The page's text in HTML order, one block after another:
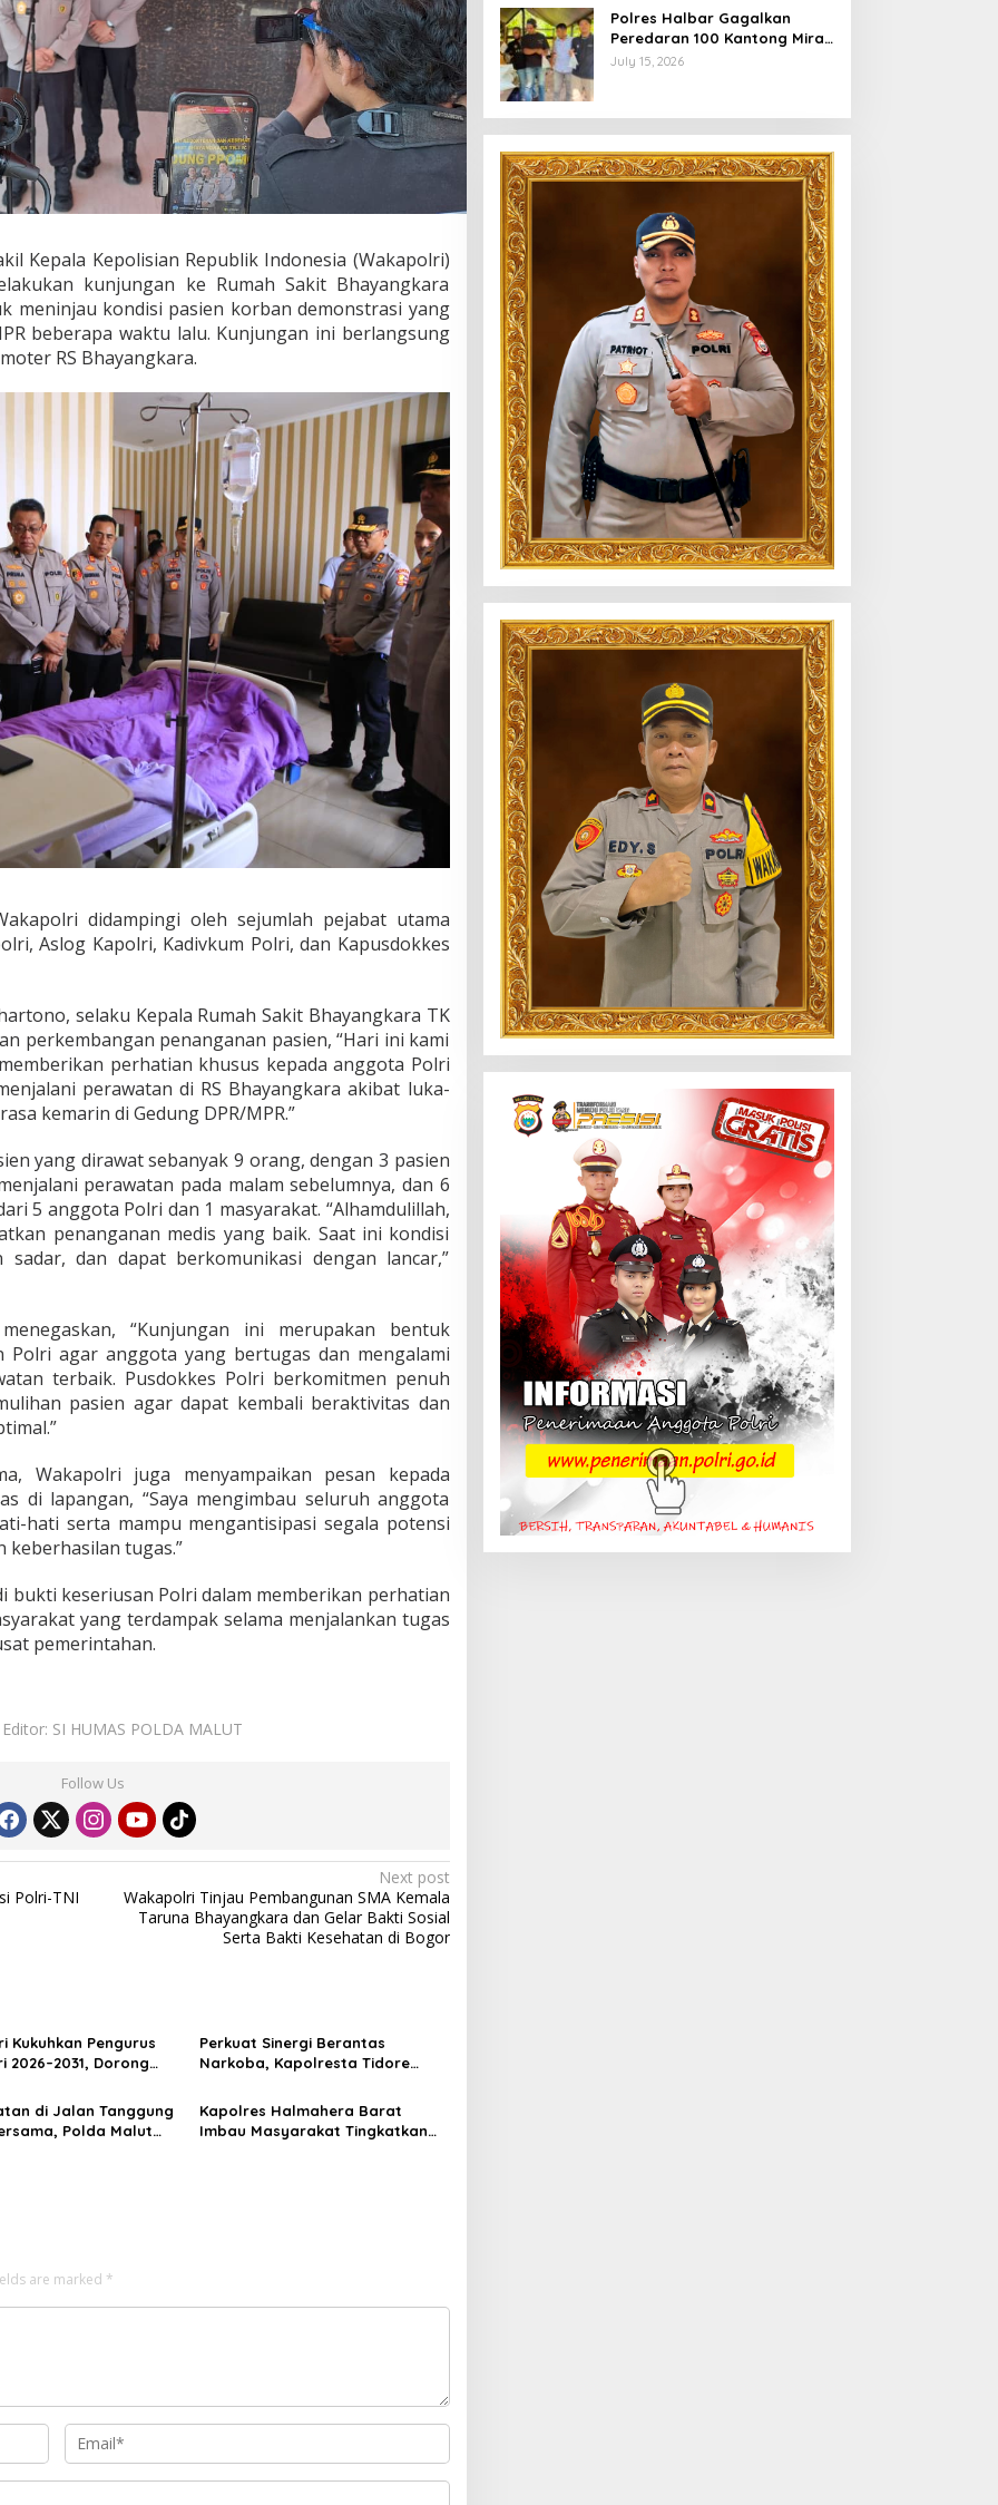
Kepala Kepolisian Republik Indonesia (Wakapolri)
kunjungan ke Rumah Sakit Bhayangkara
meninjau kondisi pasien korban demonstrasi yang
beberapa waktu lalu. Kunjungan ini berlangsung
RS Bhayangkara.
didampingi oleh sejumlah pejabat utama
Aslog Kapolri, Kadivkum Polri, dan Kapusdokkes
selaku Kepala Rumah Sakit Bhayangkara TK
perkembangan penanganan pasien, “Hari ini kami
perhatian khusus kepada anggota Polri
perawatan di RS Bhayangkara akibat luka-
kemarin di Gedung DPR/MPR.”
yang dirawat sebanyak 9 orang, dengan 3 pasien
perawatan pada malam sebelumnya, dan 6
5 anggota Polri dan 1 masyarakat. “Alhamdulillah,
penanganan medis yang baik. Saat ini kondisi
sadar, dan dapat berkomunikasi dengan lancar,”
“Kunjungan ini merupakan bentuk
Polri agar anggota yang bertugas dan mengalami
terbaik. Pusdokkes Polri berkomitmen penuh
pasien agar dapat kembali beraktivitas dan
Wakapolri juga menyampaikan pesan kepada
di lapangan, “Saya mengimbau seluruh anggota
hati serta mampu mengantisipasi segala potensi
keberhasilan tugas.”
bukti keseriusan Polri dalam memberikan perhatian
yang terdampak selama menjalankan tugas
pemerintahan.
Editor: SI HUMAS POLDA MALUT
Follow Us
Polri-TNI
Next post
Wakapolri Tinjau Pembangunan SMA Kemala
Taruna Bhayangkara dan Gelar Bakti Sosial
Serta Bakti Kesehatan di Bogor
Kukuhkan Pengurus
2026–2031, Dorong
Perkuat Sinergi Berantas
Narkoba, Kapolresta Tidore
Kepala BNN Provinsi Maluku
Utara
di Jalan Tanggung
Polda Malut
Kapolres Halmahera Barat
Imbau Masyarakat Tingkatkan
are marked *
Polres Halbar Gagalkan
Peredaran 100 Kantong Miras
Cap Tikus, Diamankan dari
July 15, 2026